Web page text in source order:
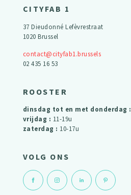
CITYFAB 1
37 Dieudonné Lefèvrestraat
1020 Brussel
contact@cityfab1.brussels
02 435 16 53
ROOSTER
dinsdag tot en met donderdag :
vrijdag : 11-19u
zaterdag : 10-17u
VOLG ONS